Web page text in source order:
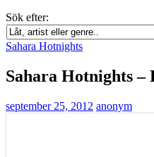
Sök efter:
Sahara Hotnights
Sahara Hotnights
september 25, 2012 anonym